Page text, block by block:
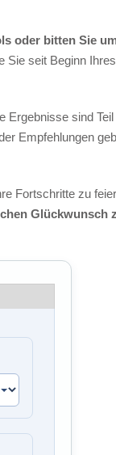
oder bitten Sie
Sie seit Beginn Ihres
Ergebnisse sind Teil
Empfehlungen
Fortschritte zu
Glückwunsch